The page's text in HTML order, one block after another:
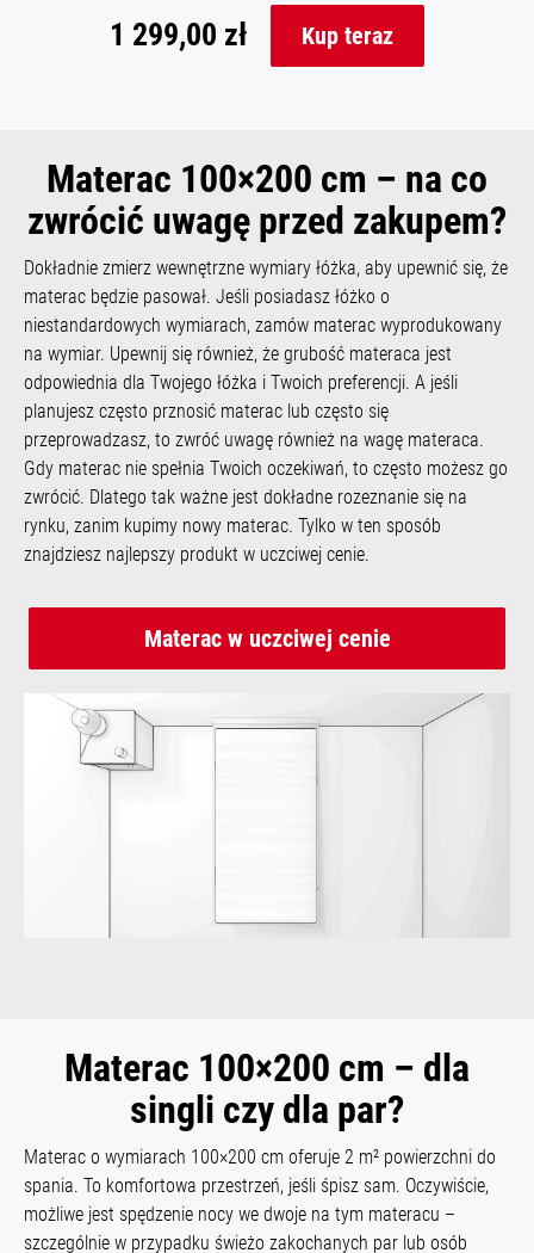
1 299,00 zł Kup teraz
Materac 100×200 cm – na co
zwrócić uwagę przed zakupem?
Dokładnie zmierz wewnętrzne wymiary łóżka, aby upewnić się, że
materac będzie pasował. Jeśli posiadasz łóżko o
niestandardowych wymiarach, zamów materac wyprodukowany
na wymiar. Upewnij się również, że grubość materaca jest
odpowiednia dla Twojego łóżka i Twoich preferencji. A jeśli
planujesz często prznosić materac lub często się
przeprowadzasz, to zwróć uwagę również na wagę materaca.
Gdy materac nie spełnia Twoich oczekiwań, to często możesz go
zwrócić. Dlatego tak ważne jest dokładne rozeznanie się na
rynku, zanim kupimy nowy materac. Tylko w ten sposób
znajdziesz najlepszy produkt w uczciwej cenie.
Materac w uczciwej cenie
Materac 100×200 cm – dla
singli czy dla par?
Materac o wymiarach 100×200 cm oferuje 2 m² powierzchni do
spania. To komfortowa przestrzeń, jeśli śpisz sam. Oczywiście,
możliwe jest spędzenie nocy we dwoje na tym materacu –
szczególnie w przypadku świeżo zakochanych par lub osób